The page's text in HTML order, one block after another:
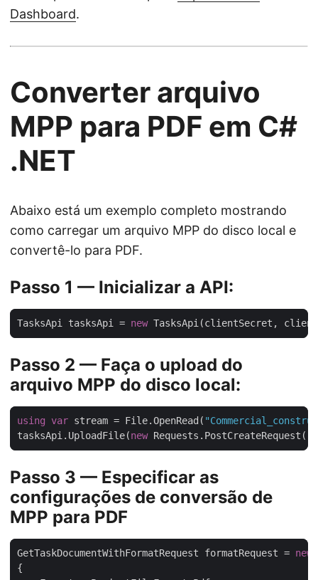
Dashboard.
Converter arquivo
MPP para PDF em C#
.NET
Abaixo está um exemplo completo mostrando
como carregar um arquivo MPP do disco local e
convertê-lo para PDF.
Passo 1 — Inicializar a API:
TasksApi tasksApi = new
Passo 2 — Faça o upload do
arquivo MPP do disco local:
using var stream = File.OpenRead(
tasksApi.UploadFile(new Requests.PostCreateRequest(
Passo 3 — Especificar as
configurações de conversão de
MPP para PDF
GetTaskDocumentWithFormatRequest formatRequest = new